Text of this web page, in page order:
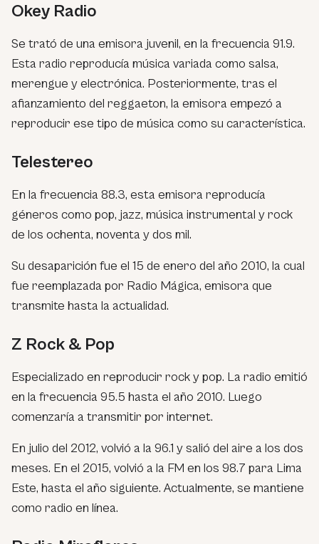
Okey Radio
Se trató de una emisora juvenil, en la frecuencia 91.9.
Esta radio reproducía música variada como salsa,
merengue y electrónica. Posteriormente, tras el
afianzamiento del reggaeton, la emisora empezó a
reproducir ese tipo de música como su característica.
Telestereo
En la frecuencia 88.3, esta emisora reproducía
géneros como pop, jazz, música instrumental y rock
de los ochenta, noventa y dos mil.
Su desaparición fue el 15 de enero del año 2010, la cual
fue reemplazada por Radio Mágica, emisora que
transmite hasta la actualidad.
Z Rock & Pop
Especializado en reproducir rock y pop. La radio emitió
en la frecuencia 95.5 hasta el año 2010. Luego
comenzaría a transmitir por internet.
En julio del 2012, volvió a la 96.1 y salió del aire a los dos
meses. En el 2015, volvió a la FM en los 98.7 para Lima
Este, hasta el año siguiente. Actualmente, se mantiene
como radio en línea.